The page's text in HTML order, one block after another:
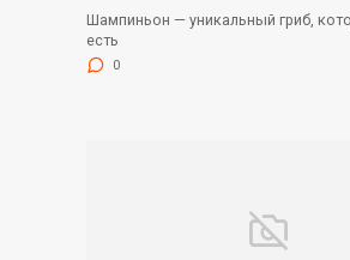
Шампиньон — уникальный гриб,
есть
0